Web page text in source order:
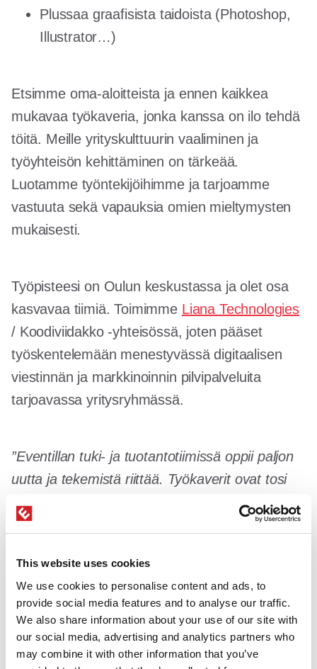
This website uses cookies
We use cookies to personalise content and ads, to
provide social media features and to analyse our traffic.
We also share information about your use of our site with
our social media, advertising and analytics partners who
may combine it with other information that you’ve
Plussaa graafisista taidoista (Photoshop,
Illustrator…)
Etsimme oma-aloitteista ja ennen kaikkea
mukavaa työkaveria, jonka kanssa on ilo tehdä
töitä. Meille yrityskulttuurin vaaliminen ja
työyhteisön kehittäminen on tärkeää.
Luotamme työntekijöihimme ja tarjoamme
vastuuta sekä vapauksia omien mieltymysten
mukaisesti.
Työpisteesi on Oulun keskustassa ja olet osa
kasvavaa tiimiä. Toimimme Liana Technologies
/ Koodiviidakko -yhteisössä, joten pääset
työskentelemään menestyvässä digitaalisen
viestinnän ja markkinoinnin pilvipalveluita
tarjoavassa yritysryhmässä.
”Eventillan tuki- ja tuotantotiimissä oppii paljon
uutta ja tekemistä riittää. Työkaverit ovat tosi
mukavia ja töihin on kiva tulla!”
Kuvailee Jonne,
Front-end Developer & Support Trainee.
Keitä me olemme?
Eventilla Oy on 2010 perustettu oululainen
ohjelmistoyritys, joka kehittää verkkopalvelua